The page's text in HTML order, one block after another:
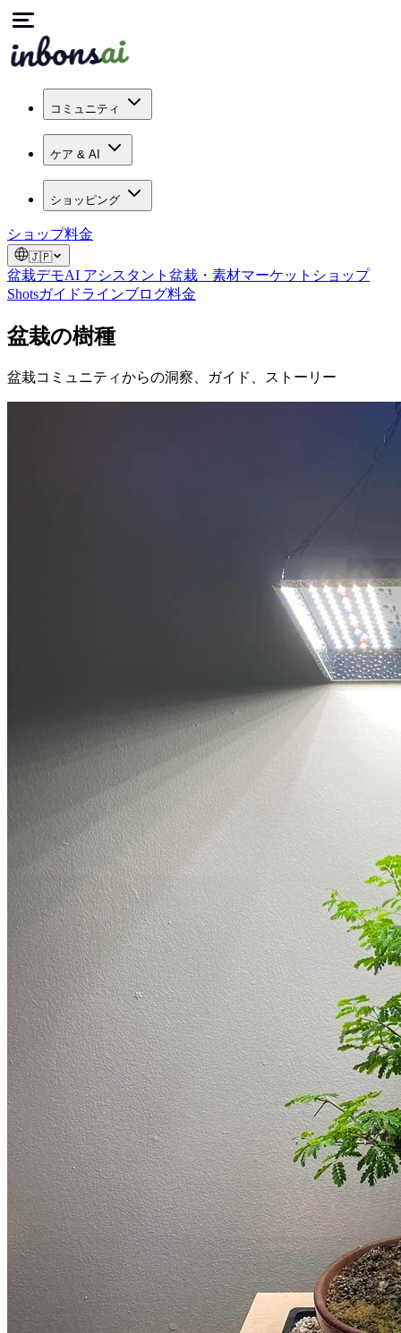
コミュニティ
ケア & AI
ショッピング
ショップ料金
🇯🇵
盆栽デモAI アシスタント 盆栽・素材マーケット ショップ
Shotsガイドラインブログ料金
盆栽の樹種
盆栽コミュニティからの洞察、ガイド、ストーリー